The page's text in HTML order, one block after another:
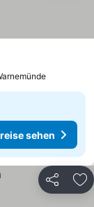
sehen
Teilen